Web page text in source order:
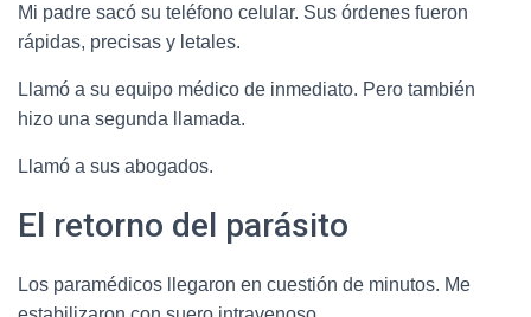
Mi padre sacó su teléfono celular. Sus órdenes fueron
rápidas, precisas y letales.
Llamó a su equipo médico de inmediato. Pero también
hizo una segunda llamada.
Llamó a sus abogados.
El retorno del parásito
Los paramédicos llegaron en cuestión de minutos. Me